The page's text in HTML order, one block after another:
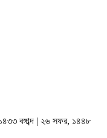
বঙ্গাব্দ | ২৬ সফর, ১৪৪৮